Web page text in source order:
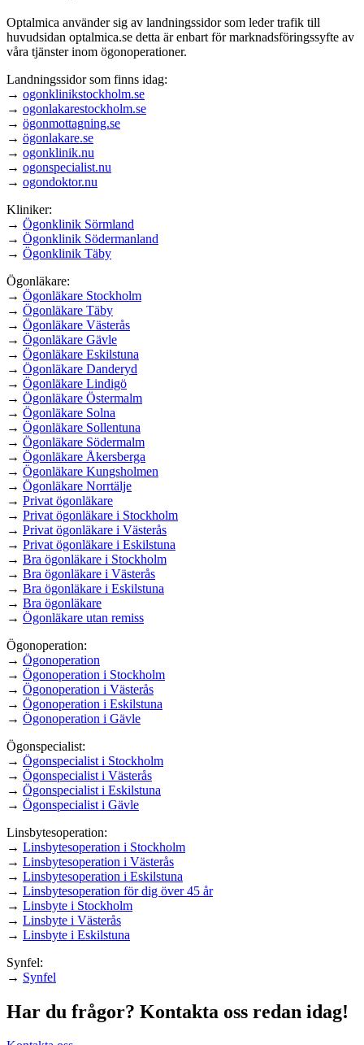
Optalmica använder sig av landningssidor som leder trafik till
huvudsidan optalmica.se detta är enbart för marknadsföringssyfte av
våra tjänster inom ögonoperationer.
Landningssidor som finns idag:
→ ogonklinikstockholm.se
→ ogonlakarestockholm.se
→ ögonmottagning.se
→ ögonlakare.se
→ ogonklinik.nu
→ ogonspecialist.nu
→ ogondoktor.nu
Kliniker:
→ Ögonklinik Sörmland
→ Ögonklinik Södermanland
→ Ögonklinik Täby
Ögonläkare:
→ Ögonläkare Stockholm
→ Ögonläkare Täby
→ Ögonläkare Västerås
→ Ögonläkare Gävle
→ Ögonläkare Eskilstuna
→ Ögonläkare Danderyd
→ Ögonläkare Lindigö
→ Ögonläkare Östermalm
→ Ögonläkare Solna
→ Ögonläkare Sollentuna
→ Ögonläkare Södermalm
→ Ögonläkare Åkersberga
→ Ögonläkare Kungsholmen
→ Ögonläkare Norrtälje
→ Privat ögonläkare
→ Privat ögonläkare i Stockholm
→ Privat ögonläkare i Västerås
→ Privat ögonläkare i Eskilstuna
→ Bra ögonläkare i Stockholm
→ Bra ögonläkare i Västerås
→ Bra ögonläkare i Eskilstuna
→ Bra ögonläkare
→ Ögonläkare utan remiss
Ögonoperation:
→ Ögonoperation
→ Ögonoperation i Stockholm
→ Ögonoperation i Västerås
→ Ögonoperation i Eskilstuna
→ Ögonoperation i Gävle
Ögonspecialist:
→ Ögonspecialist i Stockholm
→ Ögonspecialist i Västerås
→ Ögonspecialist i Eskilstuna
→ Ögonspecialist i Gävle
Linsbytesoperation:
→ Linsbytesoperation i Stockholm
→ Linsbytesoperation i Västerås
→ Linsbytesoperation i Eskilstuna
→ Linsbytesoperation för dig över 45 år
→ Linsbyte i Stockholm
→ Linsbyte i Västerås
→ Linsbyte i Eskilstuna
Synfel:
→ Synfel
Har du frågor? Kontakta oss redan idag!